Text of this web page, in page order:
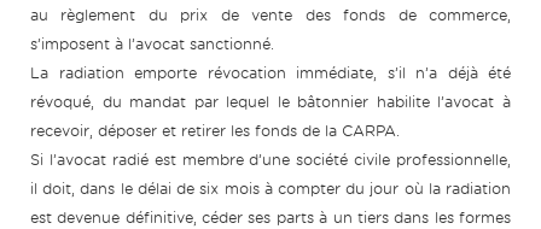
au règlement du prix de vente des fonds de commerce,
s’imposent à l’avocat sanctionné.
La radiation emporte révocation immédiate, s’il n’a déjà été
révoqué, du mandat par lequel le bâtonnier habilite l’avocat à
recevoir, déposer et retirer les fonds de la CARPA.
Si l’avocat radié est membre d’une société civile professionnelle,
il doit, dans le délai de six mois à compter du jour où la radiation
est devenue définitive, céder ses parts à un tiers dans les formes